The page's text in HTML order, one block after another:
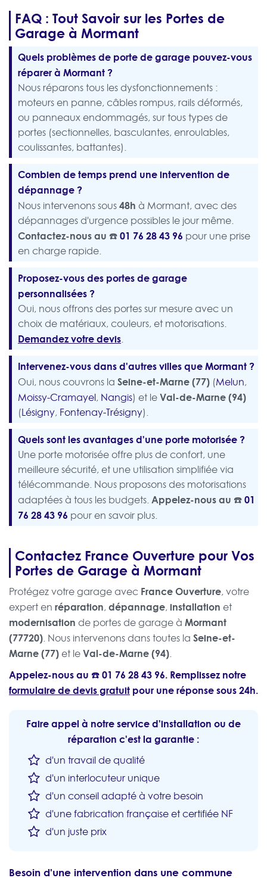
FAQ : Tout Savoir sur les Portes de
Garage à Mormant
Quels problèmes de porte de garage pouvez-vous
réparer à Mormant ?
Nous réparons tous les dysfonctionnements :
moteurs en panne, câbles rompus, rails déformés,
ou panneaux endommagés, sur tous types de
portes (sectionnelles, basculantes, enroulables,
coulissantes, battantes).
Combien de temps prend une intervention de
dépannage ?
Nous intervenons sous48h à Mormant, avec des
dépannages d'urgence possibles le jour même.
Contactez-nous au ☎️01 76 28 43 96 pour une prise
en charge rapide.
Proposez-vous des portes de garage
personnalisées ?
Oui, nous offrons des portes sur mesure avec un
choix de matériaux, couleurs, et motorisations.
Demandez votre devis.
Intervenez-vous dans d'autres villes que Mormant ?
Oui, nous couvrons la Seine-et-Marne (77) (Melun,
Moissy-Cramayel, Nangis) et leVal-de-Marne (94)
(Lésigny, Fontenay-Trésigny).
Quels sont les avantages d'une porte motorisée ?
Une porte motorisée offre plus de confort, une
meilleure sécurité, et une utilisation simplifiée via
télécommande. Nous proposons des motorisations
adaptées à tous les budgets.Appelez-nous au ☎️01
76 28 43 96 pour en savoir plus.
Contactez France Ouverture pour Vos
Portes de Garage à Mormant
Protégez votre garage avec France Ouverture, votre
expert en réparation, dépannage, installation et
modernisation de portes de garage à Mormant
(77720). Nous intervenons dans toutes la Seine-et-
Marne (77) et leVal-de-Marne (94).
Appelez-nous au ☎️01 76 28 43 96. Remplissez notre
formulaire de devis gratuit pour une réponse sous 24h.
Faire appel à notre service d'installation ou de
réparation c'est la garantie :
d'un travail de qualité
d'un interlocuteur unique
d'un conseil adapté à votre besoin
d'une fabrication française et certifiée NF
d'un juste prix
Besoin d'une intervention dans une commune